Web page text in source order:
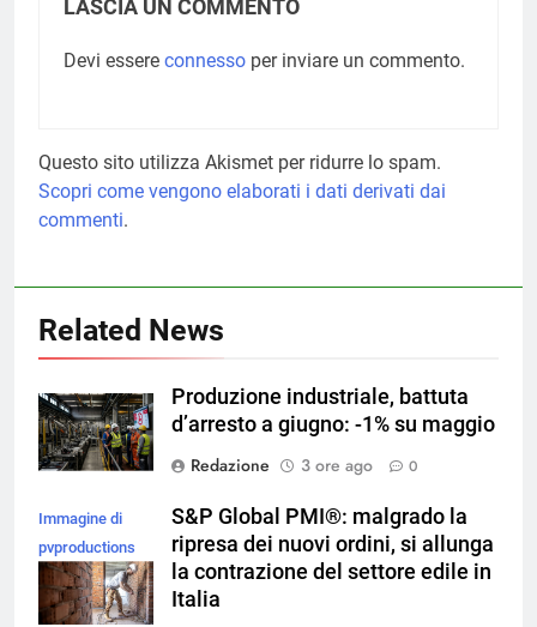
LASCIA UN COMMENTO
Devi essere connesso per inviare un commento.
Questo sito utilizza Akismet per ridurre lo spam.
Scopri come vengono elaborati i dati derivati dai
commenti.
Related News
Produzione industriale, battuta
d’arresto a giugno: -1% su maggio
Redazione
3 ore ago 0
Immagine di
pvproductions
su Magnific
S&P Global PMI®: malgrado la
ripresa dei nuovi ordini, si allunga
la contrazione del settore edile in
Italia